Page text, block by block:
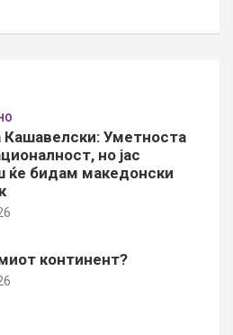
Уметноста
но јас
ќе бидам македонски
континент?